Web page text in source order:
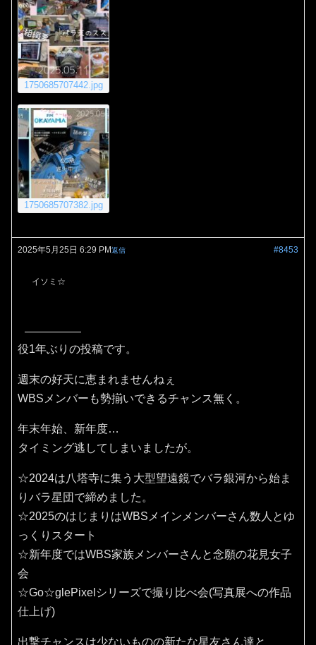
1750685707442.jpg
1750685707382.jpg
2025年5月25日 6:29 PM #8453
返信
イソミ☆
役1年ぶりの投稿です。
週末の好天に恵まれませんねぇ
WBSメンバーも勢揃いできるチャンス無く。
年末年始、新年度…
タイミング逃してしまいましたが。
☆2024は八塔寺に集う大型望遠鏡でバラ銀河から始ま
りバラ星団で締めました。
☆2025のはじまりはWBSメインメンバーさん数人とゆ
っくりスタート
☆新年度ではWBS家族メンバーさんと念願の花見女子
会
☆Go☆glePixelシリーズで撮り比べ会(写真展への作品
仕上げ)
出撃チャンスは少ないものの新たな星友さん達と